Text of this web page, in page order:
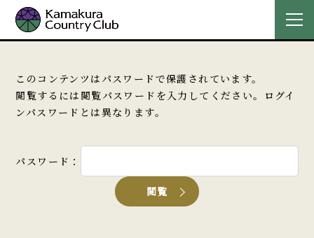
このコンテンツはパスワードで保護されています。
閲覧するには閲覧パスワードを入力してください。ログイ
ンパスワードとは異なります。
パスワード：
閲覧